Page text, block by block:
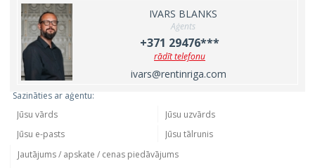
IVARS BLANKS
Aģents
+371 29476***
rādīt telefonu
ivars@rentinriga.com
Sazināties ar aģentu: